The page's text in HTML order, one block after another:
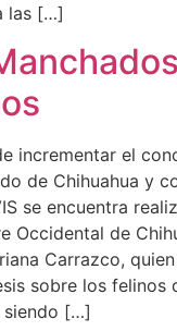
las […]
incrementar el
de Chihuahua y
se encuentra
Occidental de
Carrazco,
sobre los felinos
siendo […]